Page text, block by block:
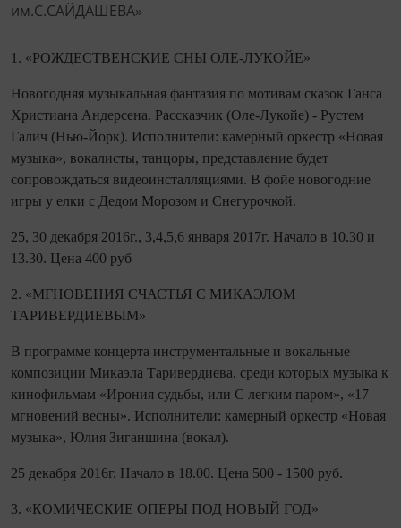
1. «РОЖДЕСТВЕНСКИЕ СНЫ ОЛЕ-ЛУКОЙЕ»
Новогодняя музыкальная фантазия по мотивам сказок Ганса
Христиана Андерсена. Рассказчик (Оле-Лукойе) - Рустем
Галич (Нью-Йорк). Исполнители: камерный оркестр «Новая
музыка», вокалисты, танцоры, представление будет
сопровождаться видеоинсталляциями. В фойе новогодние
игры у елки с Дедом Морозом и Снегурочкой.
25, 30 декабря 2016г., 3,4,5,6 января 2017г. Начало в 10.30 и
13.30. Цена 400 руб
2. «МГНОВЕНИЯ СЧАСТЬЯ С МИКАЭЛОМ
ТАРИВЕРДИЕВЫМ»
В программе концерта инструментальные и вокальные
композиции Микаэла Таривердиева, среди которых музыка к
кинофильмам «Ирония судьбы, или С легким паром», «17
мгновений весны». Исполнители: камерный оркестр «Новая
музыка», Юлия Зиганшина (вокал).
25 декабря 2016г. Начало в 18.00. Цена 500 - 1500 руб.
3. «КОМИЧЕСКИЕ ОПЕРЫ ПОД НОВЫЙ ГОД»